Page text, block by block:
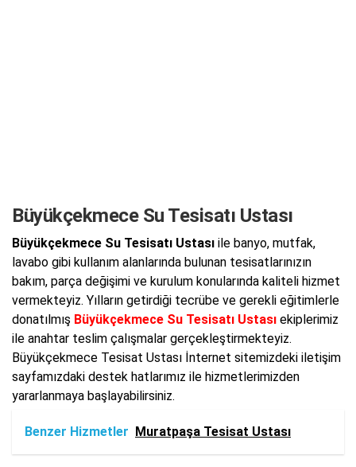
Büyükçekmece Su Tesisatı Ustası
Büyükçekmece Su Tesisatı Ustası ile banyo, mutfak,
lavabo gibi kullanım alanlarında bulunan tesisatlarınızın
bakım, parça değişimi ve kurulum konularında kaliteli hizmet
vermekteyiz. Yılların getirdiği tecrübe ve gerekli eğitimlerle
donatılmış Büyükçekmece Su Tesisatı Ustası ekiplerimiz
ile anahtar teslim çalışmalar gerçekleştirmekteyiz.
Büyükçekmece Tesisat Ustası İnternet sitemizdeki iletişim
sayfamızdaki destek hatlarımız ile hizmetlerimizden
yararlanmaya başlayabilirsiniz.
Benzer Hizmetler Muratpaşa Tesisat Ustası